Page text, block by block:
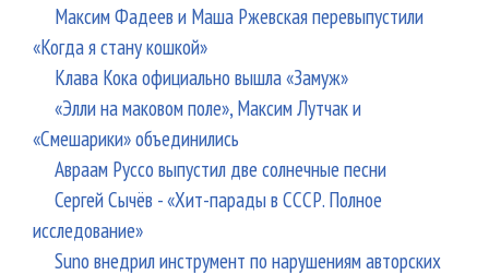
Максим Фадеев и Маша Ржевская перевыпустили
«Когда я стану кошкой»
Клава Кока официально вышла «Замуж»
«Элли на маковом поле», Максим Лутчак и
«Смешарики» объединились
Авраам Руссо выпустил две солнечные песни
Сергей Сычёв - «Хит-парады в СССР. Полное
исследование»
Suno внедрил инструмент по нарушениям авторских